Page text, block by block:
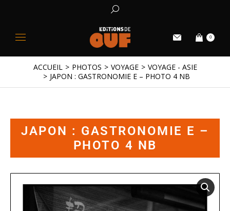
0
Vous êtes ici :
ACCUEIL PHOTOS VOYAGE
VOYAGE - ASIE
JAPON : GASTRONOMIE E – PHOTO 4 NB
JAPON : GASTRONOMIE E –
PHOTO 4 NB